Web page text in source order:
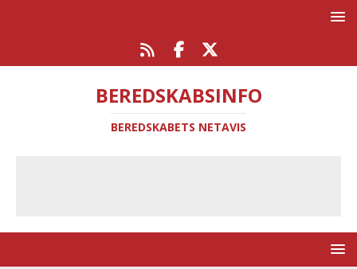
BEREDSKABSINFO
BEREDSKABETS NETAVIS